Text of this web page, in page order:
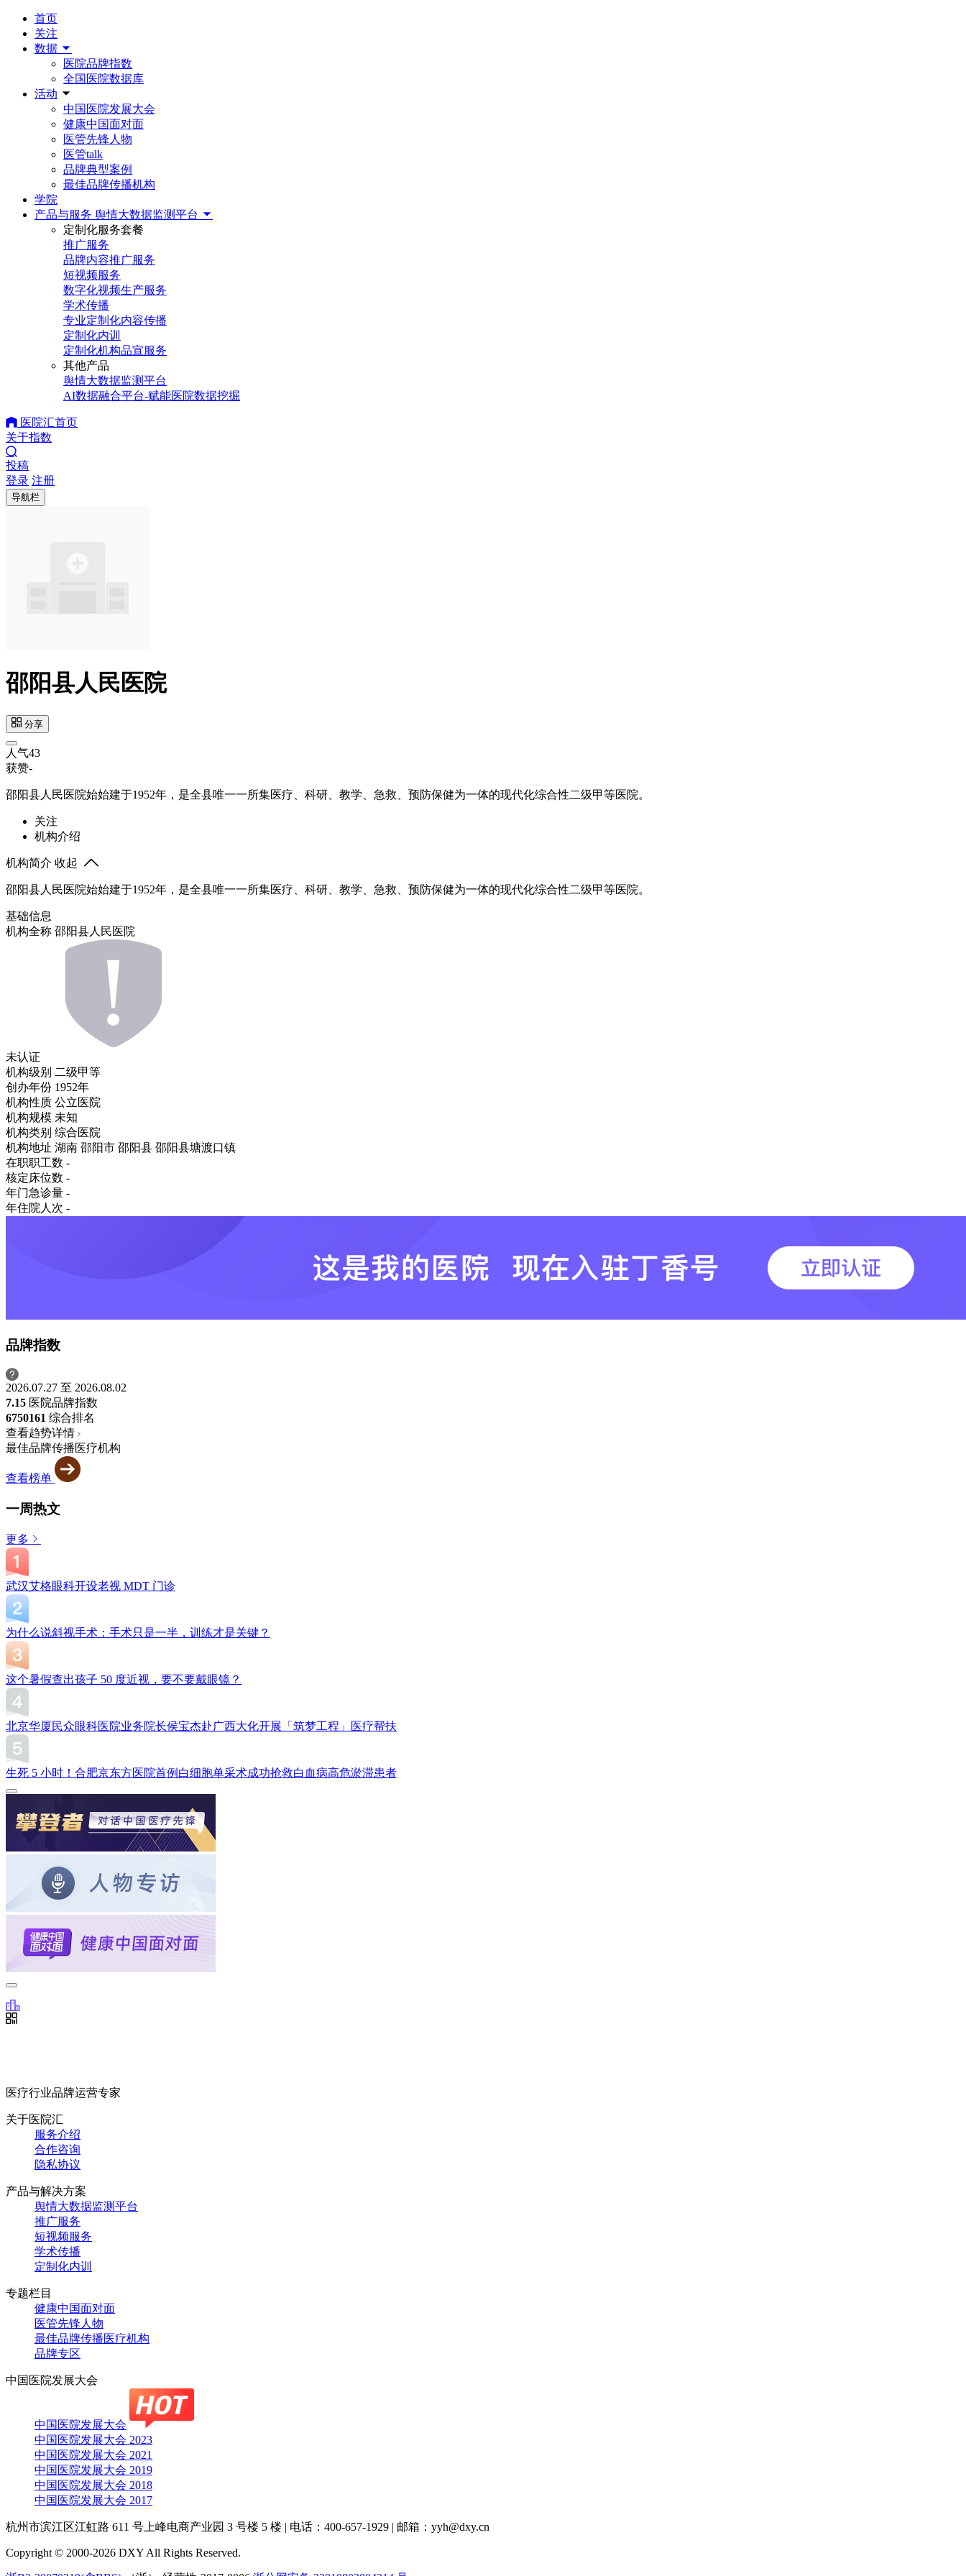
首页
关注
数据
医院品牌指数
全国医院数据库
活动
中国医院发展大会
健康中国面对面
医管先锋人物
医管talk
品牌典型案例
最佳品牌传播机构
学院
产品与服务 舆情大数据监测平台
定制化服务套餐
推广服务
品牌内容推广服务
短视频服务
数字化视频生产服务
学术传播
专业定制化内容传播
定制化内训
定制化机构品宣服务
其他产品
舆情大数据监测平台
AI数据融合平台-赋能医院数据挖掘
医院汇首页
关于指数
投稿
登录 注册
导航栏
邵阳县人民医院
分享
人气43
获赞-
邵阳县人民医院始始建于1952年，是全县唯一一所集医疗、科研、教学、急救、预防保健为一体的现代化综合性二级甲等医院。
关注
机构介绍
机构简介 收起
邵阳县人民医院始始建于1952年，是全县唯一一所集医疗、科研、教学、急救、预防保健为一体的现代化综合性二级甲等医院。
基础信息
机构全称 邵阳县人民医院
未认证
机构级别 二级甲等
创办年份 1952年
机构性质 公立医院
机构规模 未知
机构类别 综合医院
机构地址 湖南 邵阳市 邵阳县 邵阳县塘渡口镇
在职职工数 -
核定床位数 -
年门急诊量 -
年住院人次 -
品牌指数
2026.07.27 至 2026.08.02
7.15 医院品牌指数
6750161 综合排名
查看趋势详情
最佳品牌传播医疗机构
查看榜单
一周热文
更多
武汉艾格眼科开设老视 MDT 门诊
为什么说斜视手术：手术只是一半，训练才是关键？
这个暑假查出孩子 50 度近视，要不要戴眼镜？
北京华厦民众眼科医院业务院长侯宝杰赴广西大化开展「筑梦工程」医疗帮扶
生死 5 小时！合肥京东方医院首例白细胞单采术成功抢救白血病高危淤滞患者
医疗行业品牌运营专家
关于医院汇
服务介绍
合作咨询
隐私协议
产品与解决方案
舆情大数据监测平台
推广服务
短视频服务
学术传播
定制化内训
专题栏目
健康中国面对面
医管先锋人物
最佳品牌传播医疗机构
品牌专区
中国医院发展大会
中国医院发展大会
中国医院发展大会 2023
中国医院发展大会 2021
中国医院发展大会 2019
中国医院发展大会 2018
中国医院发展大会 2017
杭州市滨江区江虹路 611 号上峰电商产业园 3 号楼 5 楼 | 电话：400-657-1929 | 邮箱：yyh@dxy.cn
Copyright © 2000-2026 DXY All Rights Reserved.